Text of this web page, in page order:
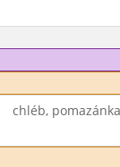
chléb,